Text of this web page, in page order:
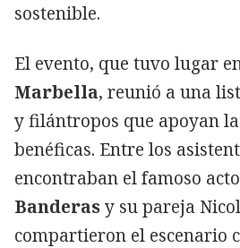
sostenible.
El evento, que tuvo lugar
Marbella, reunió a una
y filántropos que apoyan
benéficas. Entre los
encontraban el famoso
Banderasy su pareja
compartieron el escenario